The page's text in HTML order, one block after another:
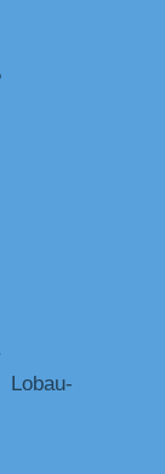
Lobau-